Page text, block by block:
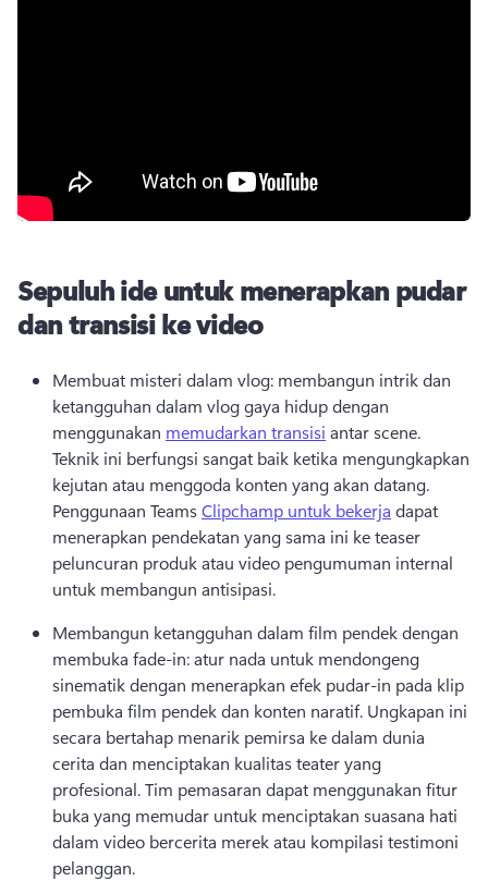
Sepuluh ide untuk menerapkan pudar
dan transisi ke video
Membuat misteri dalam vlog: membangun intrik dan
ketangguhan dalam vlog gaya hidup dengan
menggunakan memudarkan transisi
Teknik ini berfungsi sangat baik ketika mengungkapkan
Penggunaan Teams Clipchamp untuk bekerja dapat
menerapkan pendekatan yang sama ini ke teaser
peluncuran produk atau video pengumuman internal
untuk membangun antisipasi.
Membangun ketangguhan dalam film pendek dengan
membuka fade-in: atur nada untuk mendongeng
sinematik dengan menerapkan efek pudar-in pada klip
pembuka film pendek dan konten naratif. Ungkapan ini
secara bertahap menarik pemirsa ke dalam dunia
cerita dan menciptakan kualitas teater yang
profesional. Tim pemasaran dapat menggunakan fitur
buka yang memudar untuk menciptakan suasana hati
dalam video bercerita merek atau kompilasi testimoni
pelanggan.